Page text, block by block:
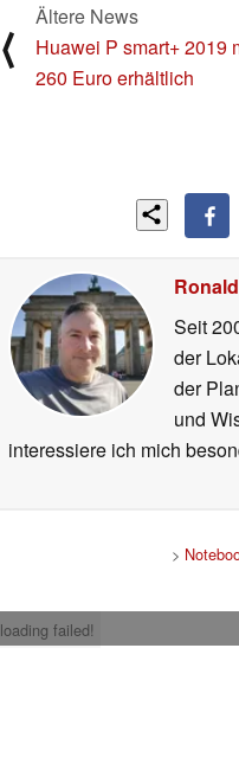
⟨
Ältere News
Huawei P smart+ 2019
260 Euro erhältlich
Seit
der
der
und
interessiere ich mich
>
loading failed!